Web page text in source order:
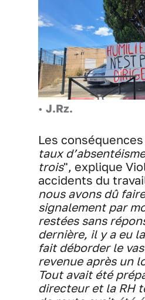
• J.Rz.
Les
taux
trois", explique
accidents du
nous avons dû
signalement par
restées sans
dernière, il y a eu
fait déborder le
revenue après un
Tout avait été
directeur et la RH